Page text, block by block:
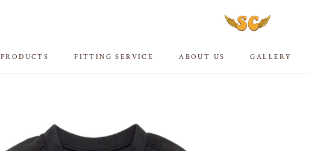
PRODUCTS
FITTING SERVICE
ABOUT US
GALLERY